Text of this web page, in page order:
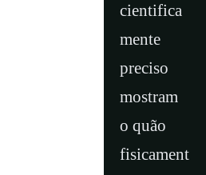
cientifica
mente
preciso
mostram
o quão
fisicament